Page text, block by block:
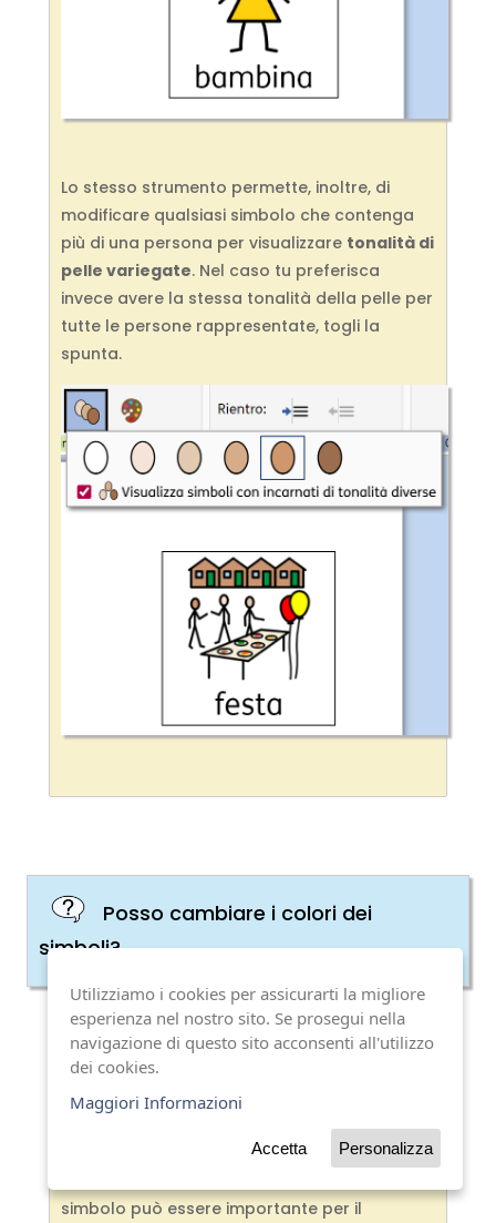
Lo stesso strumento permette, inoltre, di
modificare qualsiasi simbolo che contenga
più di una persona per visualizzare tonalità di
pelle variegate. Nel caso tu preferisca
invece avere la stessa tonalità della pelle per
tutte le persone rappresentate, togli la
spunta.
Posso cambiare i colori dei
simboli?
È possibile cambiare i colori di un simbolo
Modifica i colori del
. Questo strumento può essere utile
simbolo può essere importante per il
Utilizziamo i cookies per assicurarti la migliore
esperienza nel nostro sito. Se prosegui nella
navigazione di questo sito acconsenti all'utilizzo
dei cookies.
Maggiori Informazioni
Accetta Personalizza